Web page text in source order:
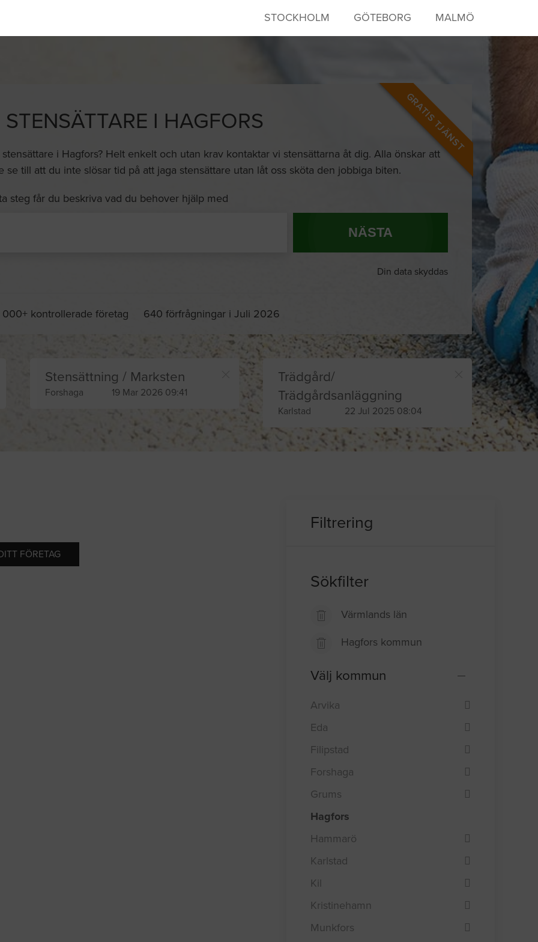
STOCKHOLM GÖTEBORG MALMÖ
GRATIS TJÄNST
STENSÄTTARE I HAGFORS
i Hagfors? Helt enkelt och utan krav kontaktar vi stensättarna åt dig. Alla önskar att
till att du inte slösar tid på att jaga stensättare utan låt oss sköta den jobbiga biten.
steg får du beskriva vad du behover hjälp med
NÄSTA
Din data skyddas
000+ kontrollerade företag 640 förfrågningar i Juli 2026
Stensättning / Marksten
Forshaga 19 Mar 2026 09:41
Trädgård/
Trädgårdsanläggning
Karlstad 22 Jul 2025 08:04
FÖRETAG
Filtrering
Sökfilter
Värmlands län
Hagfors kommun
Välj kommun
Arvika
Eda
Filipstad
Forshaga
Grums
Hagfors
Hammarö
Karlstad
Kil
Kristinehamn
Munkfors